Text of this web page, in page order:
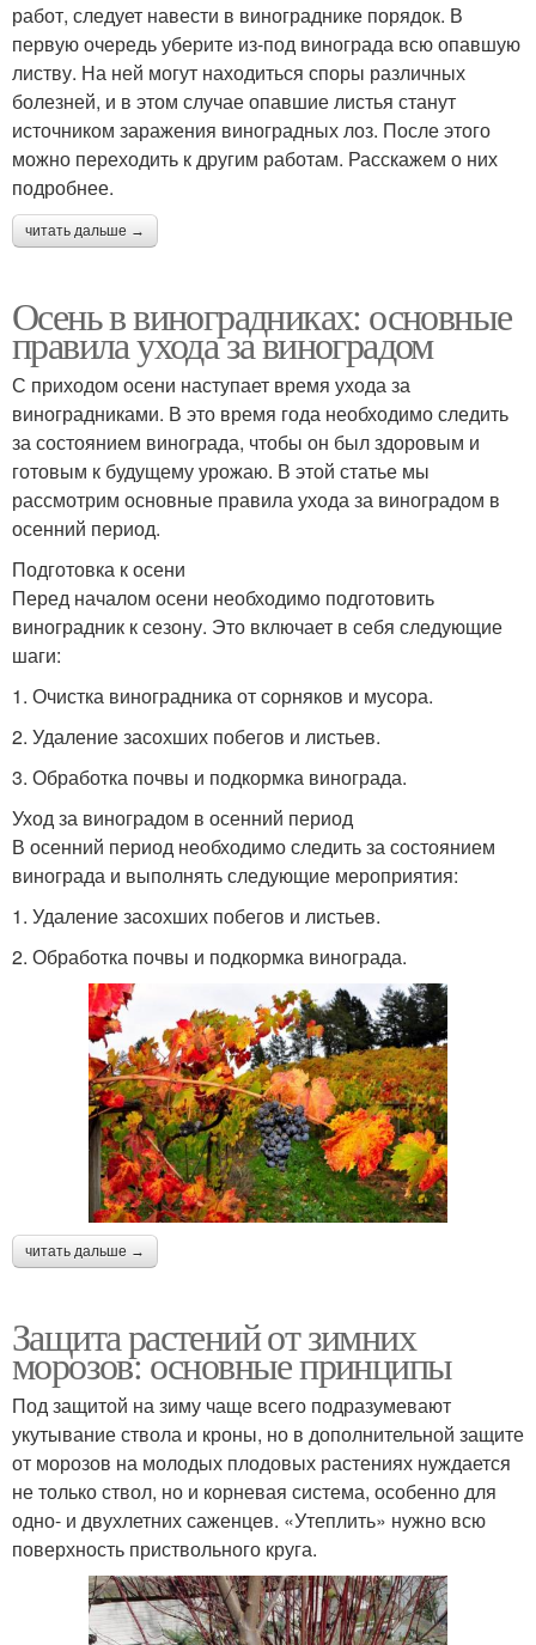
работ, следует навести в винограднике порядок. В
первую очередь уберите из-под винограда всю опавшую
листву. На ней могут находиться споры различных
болезней, и в этом случае опавшие листья станут
источником заражения виноградных лоз. После этого
можно переходить к другим работам. Расскажем о них
подробнее.
читать дальше →
Осень в виноградниках: основные
правила ухода за виноградом
С приходом осени наступает время ухода за
виноградниками. В это время года необходимо следить
за состоянием винограда, чтобы он был здоровым и
готовым к будущему урожаю. В этой статье мы
рассмотрим основные правила ухода за виноградом в
осенний период.
Подготовка к осени
Перед началом осени необходимо подготовить
виноградник к сезону. Это включает в себя следующие
шаги:
1. Очистка виноградника от сорняков и мусора.
2. Удаление засохших побегов и листьев.
3. Обработка почвы и подкормка винограда.
Уход за виноградом в осенний период
В осенний период необходимо следить за состоянием
винограда и выполнять следующие мероприятия:
1. Удаление засохших побегов и листьев.
2. Обработка почвы и подкормка винограда.
читать дальше →
Защита растений от зимних
морозов: основные принципы
Под защитой на зиму чаще всего подразумевают
укутывание ствола и кроны, но в дополнительной защите
от морозов на молодых плодовых растениях нуждается
не только ствол, но и корневая система, особенно для
одно- и двухлетних саженцев. «Утеплить» нужно всю
поверхность приствольного круга.